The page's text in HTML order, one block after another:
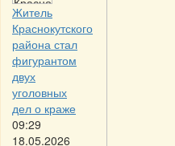
Житель
Краснокутского
района стал
фигурантом
двух
уголовных
дел о краже
09:29
18.05.2026